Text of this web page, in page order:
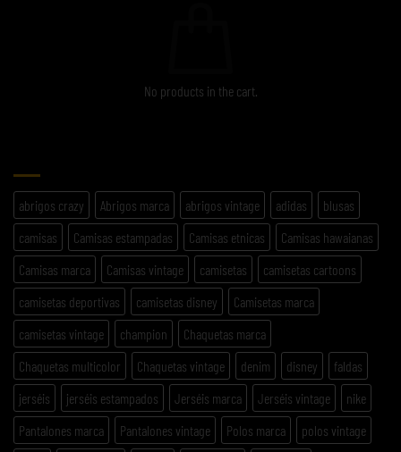
No products in the cart.
abrigos crazy Abrigos marca abrigos vintage adidas
blusas
camisas
Camisas estampadas Camisas etnicas
Camisas hawaianas
Camisas marca
Camisas vintage camisetas
camisetas cartoons
camisetas deportivas
camisetas disney
Camisetas marca
camisetas vintage
champion
Chaquetas marca
Chaquetas multicolor
Chaquetas vintage denim disney
faldas
jerséis
jerséis estampados Jerséis marca Jerséis vintage
nike
Pantalones marca
Pantalones vintage Polos marca
polos vintage